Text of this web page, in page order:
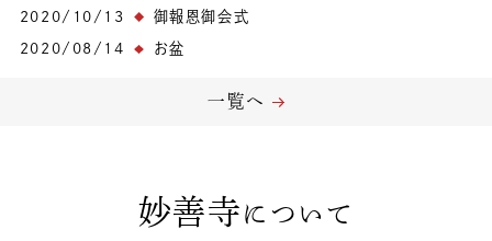
2020/10/13 御報恩御会式
2020/08/14 お盆
一覧へ
妙善寺 について